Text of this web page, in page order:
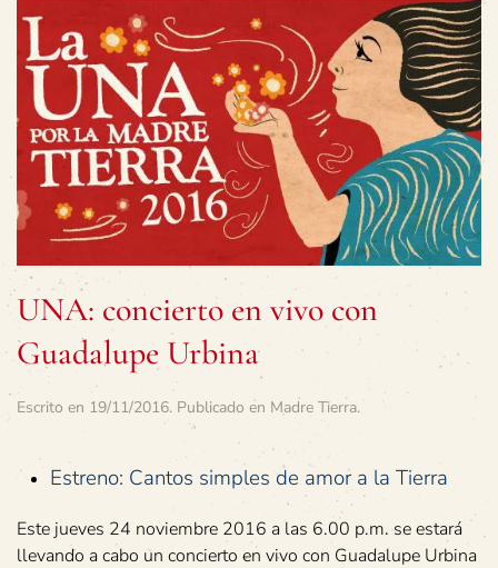
UNA: concierto en vivo con
Guadalupe Urbina
Escrito en 19/11/2016. Publicado en Madre Tierra.
Estreno: Cantos simples de amor a la Tierra
Este jueves 24 noviembre 2016 a las 6.00 p.m. se estará
llevando a cabo un concierto en vivo con Guadalupe Urbina